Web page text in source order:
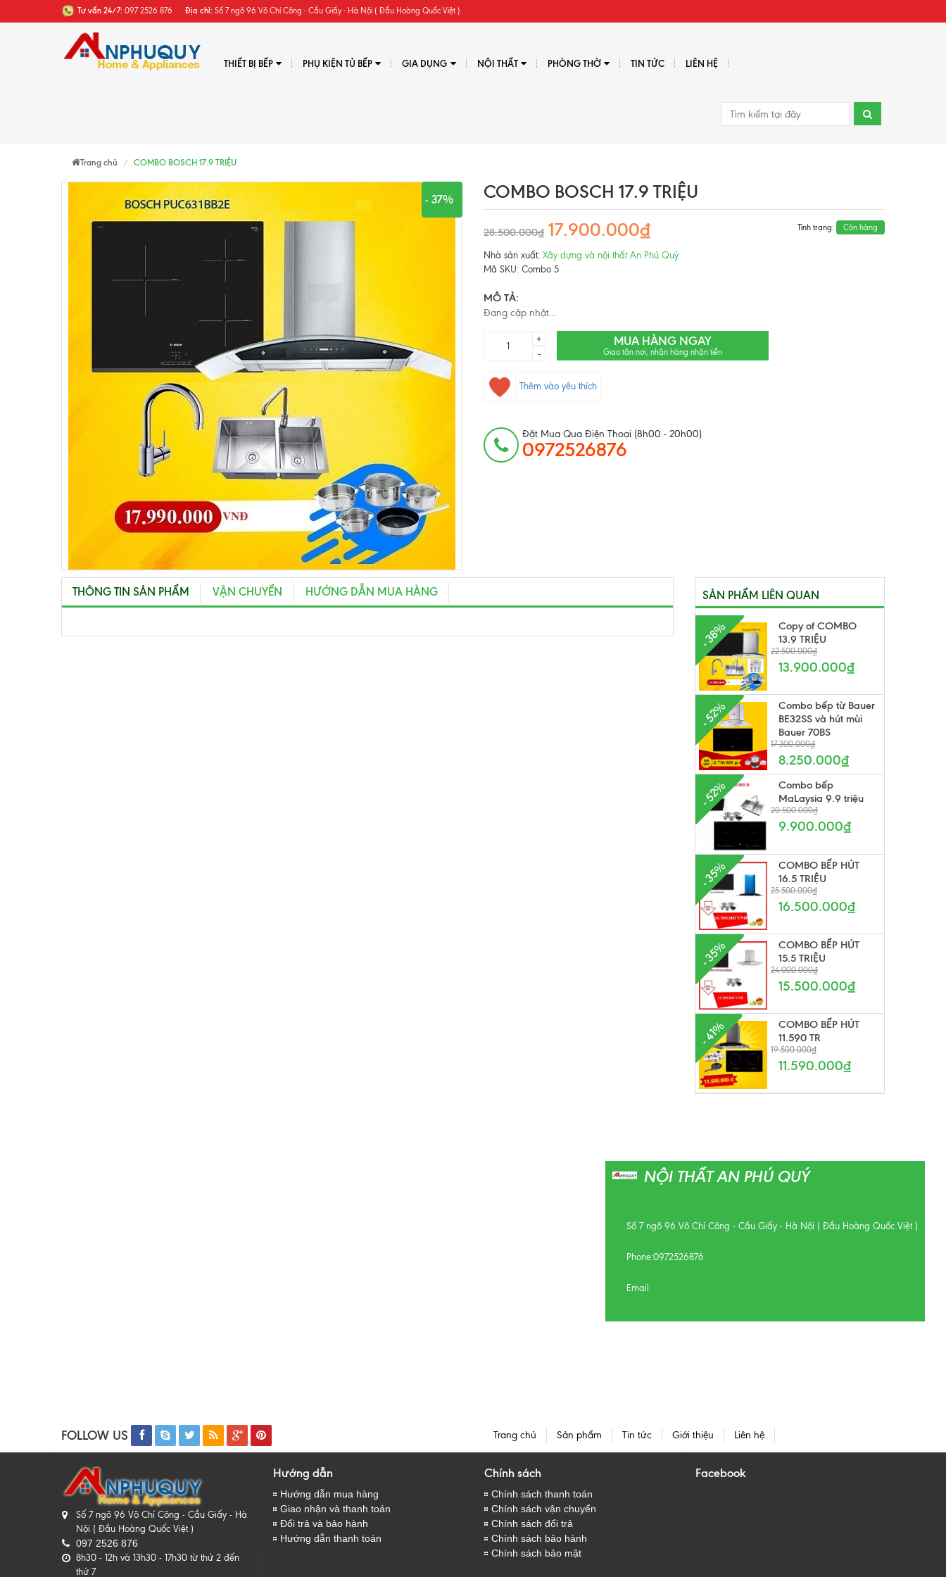
Tư vấn 24/7: 097 2526 876 Địa chỉ: Số 7 ngõ 96 Võ Chí Công - Cầu Giấy - Hà Nội ( Đầu Hoàng Quốc Việt )
THIẾT BỊ BẾP PHỤ KIỆN TỦ BẾP GIA DỤNG NỘI THẤT PHÒNG THỜ TIN TỨC LIÊN HỆ
Trang chủ COMBO BOSCH 17.9 TRIỆU
- 37% COMBO BOSCH 17.9 TRIỆU
28.500.000₫ 17.900.000₫ Tình trạng: Còn hàng
Nhà sản xuất: Xây dựng và nội thất An Phú Quý
Mã SKU: Combo 5
MÔ TẢ:
Đang cập nhật...
+
-
MUA HÀNG NGAY
Giao tận nơi, nhận hàng nhận tiền
Thêm vào yêu thích
Đặt Mua Qua Điện Thoại (8h00 - 20h00)
0972526876
THÔNG TIN SẢN PHẨM VẬN CHUYỂN HƯỚNG DẪN MUA HÀNG SẢN PHẨM LIÊN QUAN
- 38%
Copy of COMBO
13.9 TRIỆU
22.500.000₫
13.900.000₫
- 52%
Combo bếp từ Bauer
BE32SS và hút mùi
Bauer 70BS
17.300.000₫
8.250.000₫
- 52%
Combo bếp
MaLaysia 9.9 triệu
20.500.000₫
9.900.000₫
- 35%
COMBO BẾP HÚT
16.5 TRIỆU
25.500.000₫
16.500.000₫
- 35%
COMBO BẾP HÚT
15.5 TRIỆU
24.000.000₫
15.500.000₫
- 41%
COMBO BẾP HÚT
11.590 TR
19.500.000₫
11.590.000₫
NỘI THẤT AN PHÚ QUÝ
Số 7 ngõ 96 Võ Chí Công - Cầu Giấy - Hà Nội ( Đầu Hoàng Quốc Việt )
Phone:0972526876
Email:
FOLLOW US Trang chủ Sản phẩm Tin tức Giới thiệu Liên hệ
Số 7 ngõ 96 Võ Chí Công - Cầu Giấy - Hà
Nội ( Đầu Hoàng Quốc Việt )
097 2526 876
8h30 - 12h và 13h30 - 17h30 từ thứ 2 đến
thứ 7
Hướng dẫn
Hướng dẫn mua hàng
Giao nhận và thanh toán
Đổi trả và bảo hành
Hướng dẫn thanh toán
Chính sách
Chính sách thanh toán
Chính sách vận chuyển
Chính sách đổi trả
Chính sách bảo hành
Chính sách bảo mật
Facebook